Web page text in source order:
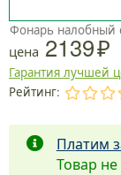
цена 2139
Гарантия лучшей
Рейтинг:
Платим
Товар не